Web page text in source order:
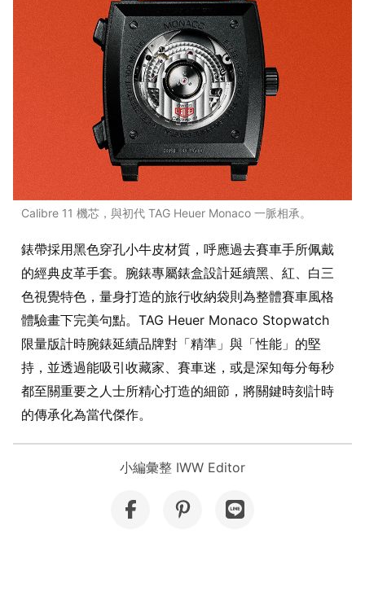
Calibre 11 機芯，與初代 TAG Heuer Monaco 一脈相承。
錶帶採用黑色穿孔小牛皮材質，呼應過去賽車手所佩戴
的經典皮革手套。腕錶專屬錶盒設計延續黑、紅、白三
色視覺特色，量身打造的旅行收納袋則為整體賽車風格
體驗畫下完美句點。TAG Heuer Monaco Stopwatch
限量版計時腕錶延續品牌對「精準」與「性能」的堅
持，並透過能吸引收藏家、賽車迷，或是深知每分每秒
都至關重要之人士所精心打造的細節，將關鍵時刻計時
的傳承化為當代傑作。
小編彙整 IWW Editor